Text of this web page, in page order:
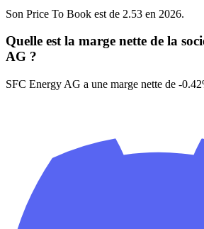
Son Price To Book est de 2.53 en 2026.
Quelle est la marge nette de la
AG ?
SFC Energy AG a une marge nette de -